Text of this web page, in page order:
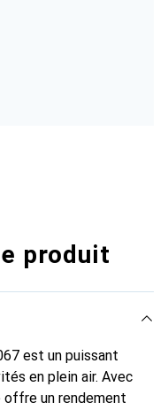
produit
est un puissant
en plein air. Avec
offre un rendement